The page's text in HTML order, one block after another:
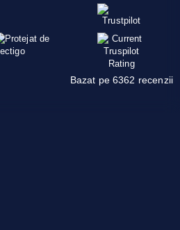
Bazat pe 6362 recenzii